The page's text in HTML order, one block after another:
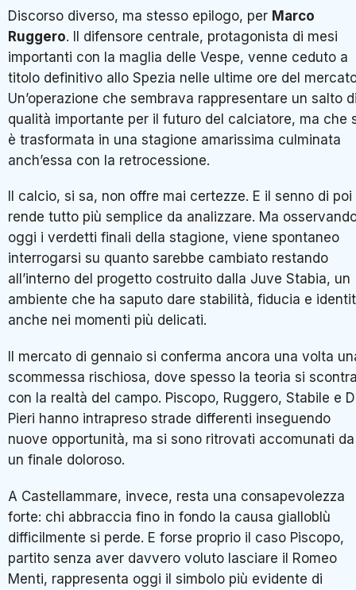
Discorso diverso, ma stesso epilogo, per Marco
Ruggero. Il difensore centrale, protagonista di mesi
importanti con la maglia delle Vespe, venne ceduto a
titolo definitivo allo Spezia nelle ultime ore del
Un’operazione che sembrava rappresentare un salto
qualità importante per il futuro del calciatore, ma che
è trasformata in una stagione amarissima culminata
anch’essa con la retrocessione.
Il calcio, si sa, non offre mai certezze. E il senno di poi
rende tutto più semplice da analizzare. Ma
oggi i verdetti finali della stagione, viene spontaneo
interrogarsi su quanto sarebbe cambiato restando
all’interno del progetto costruito dalla Juve Stabia, un
ambiente che ha saputo dare stabilità, fiducia e
anche nei momenti più delicati.
Il mercato di gennaio si conferma ancora una volta
scommessa rischiosa, dove spesso la teoria si
con la realtà del campo. Piscopo, Ruggero, Stabile e
Pieri hanno intrapreso strade differenti inseguendo
nuove opportunità, ma si sono ritrovati accomunati da
un finale doloroso.
A Castellammare, invece, resta una consapevolezza
forte: chi abbraccia fino in fondo la causa gialloblù
difficilmente si perde. E forse proprio il caso Piscopo,
partito senza aver davvero voluto lasciare il Romeo
Menti, rappresenta oggi il simbolo più evidente di